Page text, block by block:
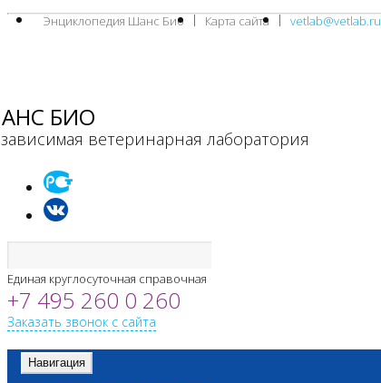
Энциклопедия Шанс Био Карта сайта vetlab@vetlab.ru
БИО
ветеринарная лаборатория
Единая круглосуточная справочная
+7 495 260 0 260
Заказать звонок с сайта
Навигация